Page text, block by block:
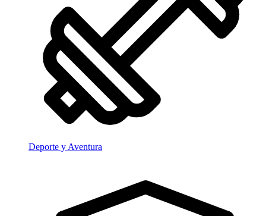
Deporte y Aventura